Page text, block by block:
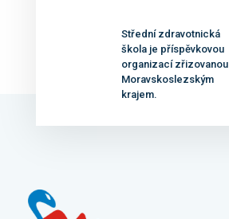
Střední zdravotnická
škola je příspěvkovou
organizací zřizovanou
Moravskoslezským
krajem.